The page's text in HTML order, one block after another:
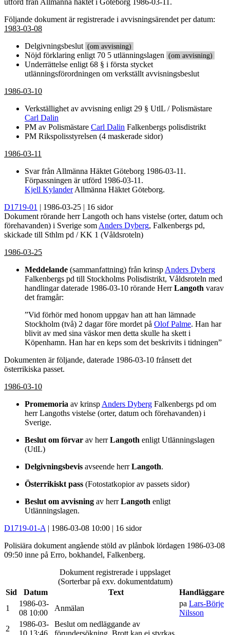
Följande dokument är registrerade i avvisningsärendet per datum:
1983-03-08
Delgivningsbeslut (om avvisning)
Nöjd förklaring enligt 70 5 utlänningslagen (om avvisning)
Underrättelse enligt 68 § i första stycket
utlänningsförordningen om verkställt avvisningsbeslut
1986-03-10
Verkställighet av avvisning enligt 29 § UtlL / Polismästare
Carl Dalin
PM av Polismästare Carl Dalin Falkenbergs polisdistrikt
PM Rikspolisstyrelsen (4 maskerade sidor)
1986-03-11
Svar från Allmänna Häktet Göteborg 1986-03-11.
Förpassningen är utförd 1986-03-11.
Kjell KylanderAllmänna Häktet Göteborg.
D1719-01 | 1986-03-25 | 16 sidor
Dokument rörande herr Langoth och hans vistelse (orter, datum och
förehavanden) i Sverige som Anders Dyberg, Falkenbergs pd,
skickade till Sthlm pd / KK 1 (Våldsroteln)
1986-03-25
Meddelande (sammanfattning) från krinsp Anders Dyberg
Falkenbergs pd till Stockholms Polisdistrikt, Våldsroteln med
handlingar daterade 1986-03-10 rörande HerrLangoth varav
det framgår:
”Vid förhör med honom uppgav han att han lämnade
Stockholm (två) 2 dagar före mordet på Olof Palme. Han har
blivit av med sina väskor men detta skulle ha skett i
Köpenhamn. Han har en keps som det beskrivits i tidningen”
Dokumenten är följande, daterade 1986-03-10 frånsett det
österrikiska passet.
1986-03-10
Promemoria av krinsp Anders Dyberg Falkenbergs pd om
herr Langoths vistelse (orter, datum och förehavanden) i
Sverige.
Beslut om förvar av herrLangoth enligt Utlänningslagen
(UtlL)
Delgivningsbevis avseende herrLangoth.
Österrikiskt pass (Fotostatkopior av passets sidor)
Beslut om avvisning av herrLangoth enligt
Utlänningslagen.
D1719-01-A | 1986-03-08 10:00 | 16 sidor
Polisiära dokument angående stöld av plånbok lördagen 1986-03-08
09:50 inne på Erro, bokhandel, Falkenberg.
Dokument registrerade i uppslaget
(Sorterbar på exv. dokumentdatum)
Sid
Datum Text
Handläggare
1
1986-03-
08 10:00
Anmälan
pa Lars-Börje
Nilsson
2
1986-03-
10 13:46
Beslut om nedläggande av
förundersökning. Brott kan ej styrkas.